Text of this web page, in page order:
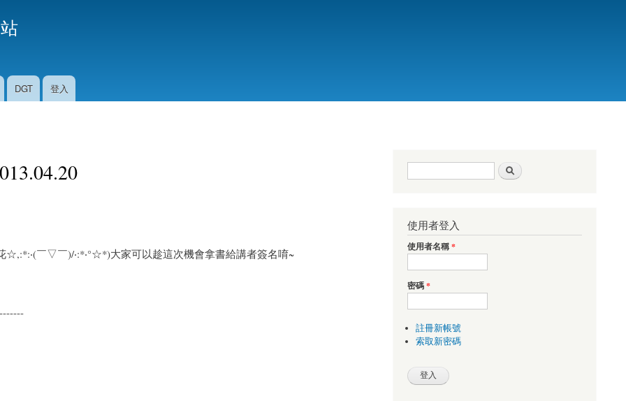
DGT 登入
☆,:*:‧(￣▽￣)/‧:*‧°☆*)大家可以趁這次機會拿書給講者簽名唷~
搜尋表單
使用者登入
使用者名稱*
密碼*
註冊新帳號
索取新密碼